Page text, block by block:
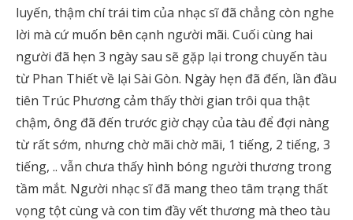
luyến, thậm chí trái tim của nhạc sĩ đã chẳng còn nghe
lời mà cứ muốn bên cạnh người mãi. Cuối cùng hai
người đã hẹn 3 ngày sau sẽ gặp lại trong chuyến tàu
từ Phan Thiết về lại Sài Gòn. Ngày hẹn đã đến, lần đầu
tiên Trúc Phương cảm thấy thời gian trôi qua thật
chậm, ông đã đến trước giờ chạy của tàu để đợi nàng
từ rất sớm, nhưng chờ mãi chờ mãi, 1 tiếng, 2 tiếng, 3
tiếng, .. vẫn chưa thấy hình bóng người thương trong
tầm mắt. Người nhạc sĩ đã mang theo tâm trạng thất
vọng tột cùng và con tim đầy vết thương mà theo tàu